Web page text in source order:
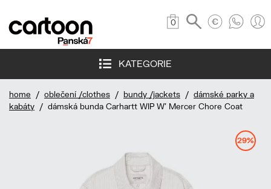
0
KATEGORIE
home / oblečení /clothes / bundy /jackets / dámské parky a
kabáty / dámská bunda Carhartt WIP W' Mercer Chore Coat
29%